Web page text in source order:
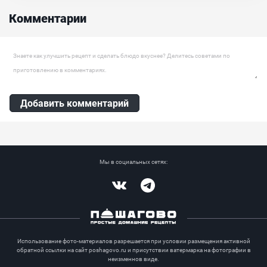
потребуется совсем немного ингредиентов, которые вы можете...
Комментарии
Оставить комментарий
Добавить комментарий
Мы в социальных сетях:
Использование фото-материалов разрешается при условии размещения активной
обратной ссылки на сайт poshagovo.ru и присутствии ватермарка на фотографии в
неизменнов виде.